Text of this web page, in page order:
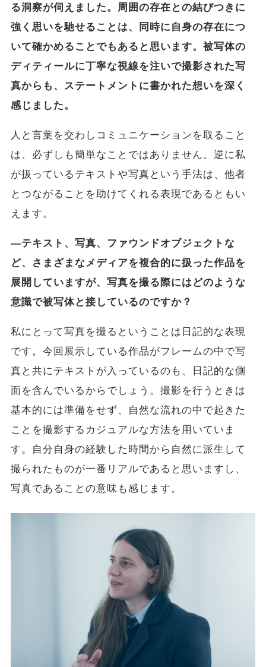
る洞察が伺えました。周囲の存在との結びつきに
強く思いを馳せることは、同時に自身の存在につ
いて確かめることでもあると思います。被写体の
ディティールに丁寧な視線を注いで撮影された写
真からも、ステートメントに書かれた想いを深く
感じました。
人と言葉を交わしコミュニケーションを取ること
は、必ずしも簡単なことではありません。逆に私
が扱っているテキストや写真という手法は、他者
とつながることを助けてくれる表現であるともい
えます。
―テキスト、写真、ファウンドオブジェクトな
ど、さまざまなメディアを複合的に扱った作品を
展開していますが、写真を撮る際にはどのような
意識で被写体と接しているのですか？
私にとって写真を撮るということは日記的な表現
です。今回展示している作品がフレームの中で写
真と共にテキストが入っているのも、日記的な側
面を含んでいるからでしょう。撮影を行うときは
基本的には準備をせず、自然な流れの中で起きた
ことを撮影するカジュアルな方法を用いていま
す。自分自身の経験した時間から自然に派生して
撮られたものが一番リアルであると思いますし、
写真であることの意味も感じます。